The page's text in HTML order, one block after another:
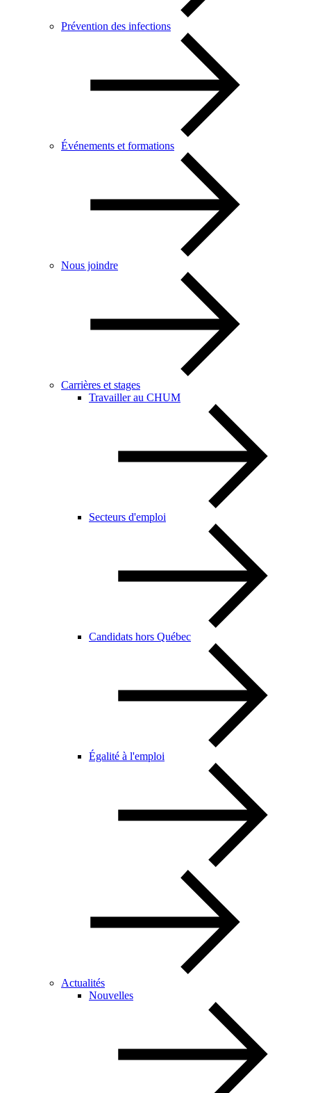
Prévention des infections
Événements et formations
Nous joindre
Carrières et stages
Travailler au CHUM
Secteurs d'emploi
Candidats hors Québec
Égalité à l'emploi
Actualités
Nouvelles